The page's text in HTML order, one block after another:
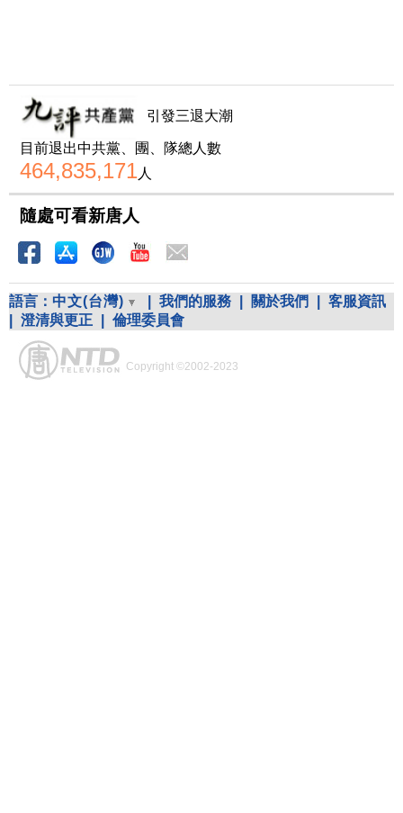
引發三退大潮
目前退出中共黨、團、隊總人數
464,835,171人
隨處可看新唐人
語言： 中文(台灣) 我們的服務 關於我們
客服資訊
澄清與更正 倫理委員會
Copyright ©2002-2023